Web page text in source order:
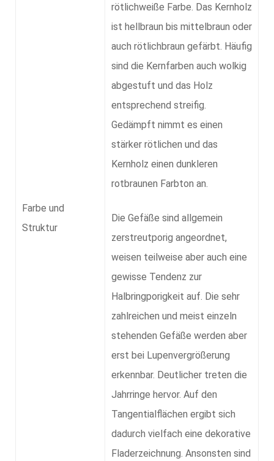
Farbe und
Struktur
rötlichweiße Farbe. Das Kernholz
ist hellbraun bis mittelbraun oder
auch rötlichbraun gefärbt. Häufig
sind die Kernfarben auch wolkig
abgestuft und das Holz
entsprechend streifig.
Gedämpft nimmt es einen
stärker rötlichen und das
Kernholz einen dunkleren
rotbraunen Farbton an.
Die Gefäße sind allgemein
zerstreutporig angeordnet,
weisen teilweise aber auch eine
gewisse Tendenz zur
Halbringporigkeit auf. Die sehr
zahlreichen und meist einzeln
stehenden Gefäße werden aber
erst bei Lupenvergrößerung
erkennbar. Deutlicher treten die
Jahrringe hervor. Auf den
Tangentialflächen ergibt sich
dadurch vielfach eine dekorative
Fladerzeichnung. Ansonsten sind